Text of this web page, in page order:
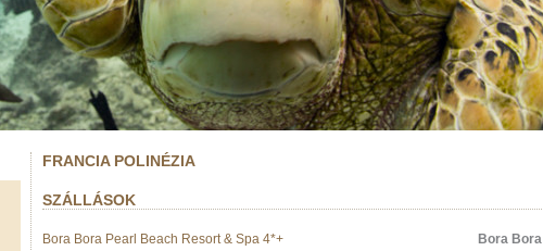
FRANCIA POLINÉZIA
SZÁLLÁSOK
Bora Bora Pearl Beach Resort & Spa 4*+
Bora Bora